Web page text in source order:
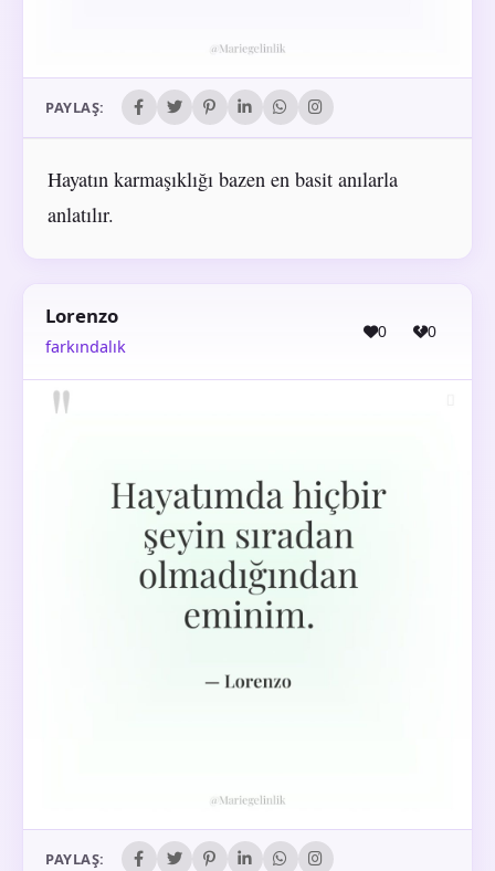
PAYLAŞ:
Hayatın karmaşıklığı bazen en basit anılarla
anlatılır.
Lorenzo
farkındalık
0 0
PAYLAŞ: